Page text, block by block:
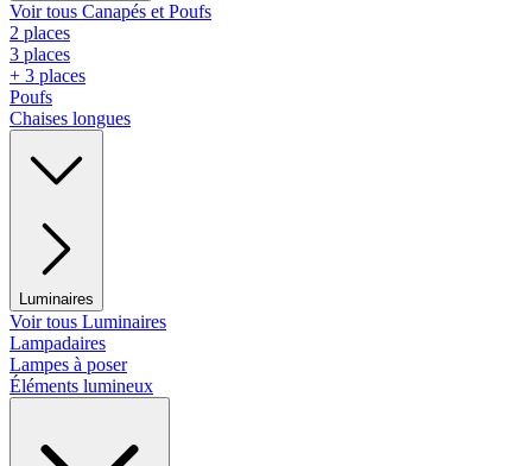
Voir tous Canapés et Poufs
2 places
3 places
+ 3 places
Poufs
Chaises longues
Luminaires
Voir tous Luminaires
Lampadaires
Lampes à poser
Éléments lumineux